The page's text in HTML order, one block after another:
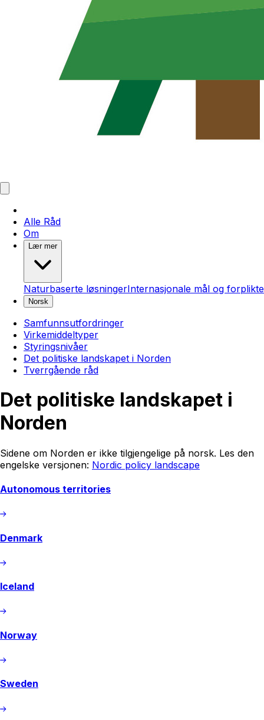
Alle Råd
Om
Lær mer
Naturbaserte løsningerInternasjonale mål og
Norsk
Samfunnsutfordringer
Virkemiddeltyper
Styringsnivåer
Det politiske landskapet i Norden
Tverrgående råd
Det politiske landskapet i
Norden
Sidene om Norden er ikke tilgjengelige på norsk. Les den
engelske versjonen: Nordic policy landscape
Autonomous territories
Denmark
Iceland
Norway
Sweden